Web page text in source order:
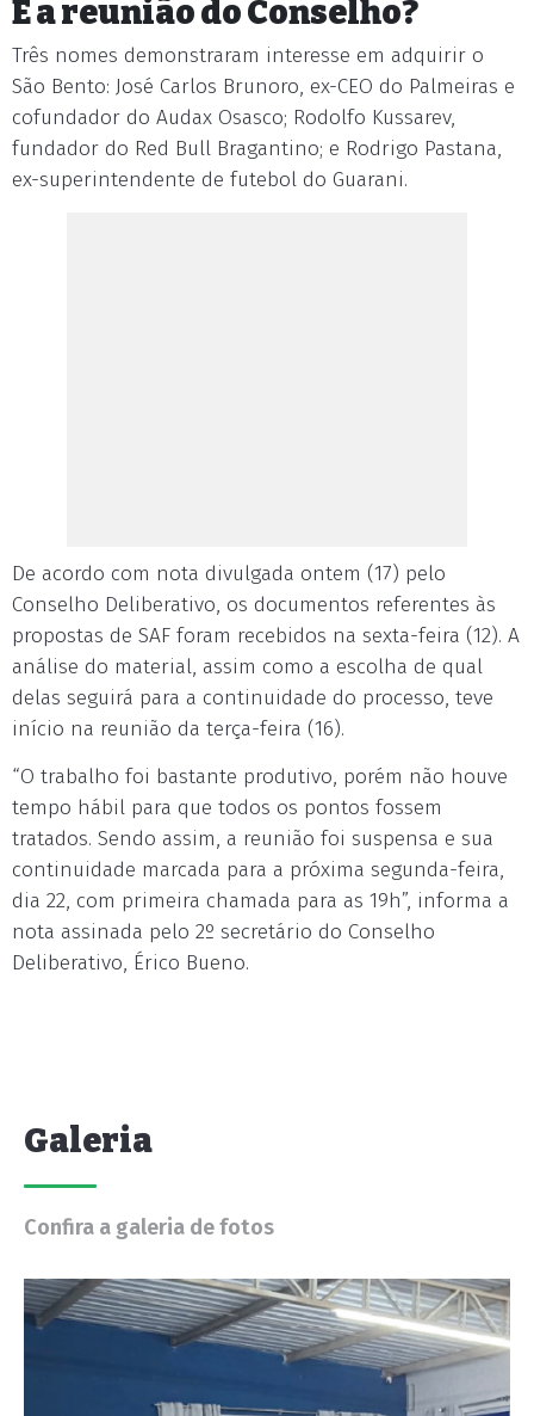
E a reunião do Conselho?
Três nomes demonstraram interesse em adquirir o
São Bento: José Carlos Brunoro, ex-CEO do Palmeiras e
cofundador do Audax Osasco; Rodolfo Kussarev,
fundador do Red Bull Bragantino; e Rodrigo Pastana,
ex-superintendente de futebol do Guarani.
De acordo com nota divulgada ontem (17) pelo
Conselho Deliberativo, os documentos referentes às
propostas de SAF foram recebidos na sexta-feira (12). A
análise do material, assim como a escolha de qual
delas seguirá para a continuidade do processo, teve
início na reunião da terça-feira (16).
“O trabalho foi bastante produtivo, porém não houve
tempo hábil para que todos os pontos fossem
tratados. Sendo assim, a reunião foi suspensa e sua
continuidade marcada para a próxima segunda-feira,
dia 22, com primeira chamada para as 19h”, informa a
nota assinada pelo 2º secretário do Conselho
Deliberativo, Érico Bueno.
Galeria
Confira a galeria de fotos